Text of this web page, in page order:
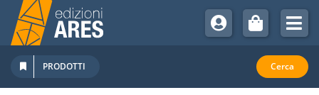
Salta
contenuto
Chi Siamo
Sostienici
PRODOTTI Cerca